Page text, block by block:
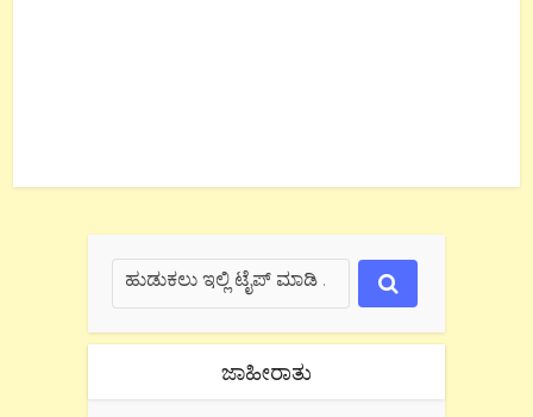
ಜಾಹೀರಾತು